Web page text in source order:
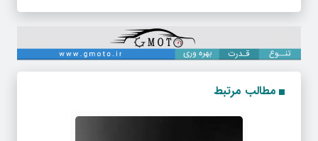
مطالب مرتبط